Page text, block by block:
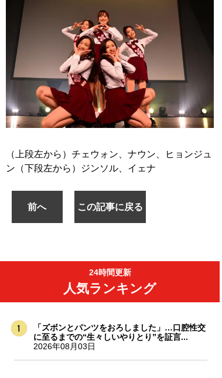
（上段左から）チェウォン、ナウン、ヒョンジュ
ン（下段左から）ジンソル、イェナ
前へ この記事に戻る
24時間更新
人気ランキング
「ズボンとパンツをおろしました」…口腔性交
に至るまでの“生々しいやりとり”を証言...
2026年08月03日